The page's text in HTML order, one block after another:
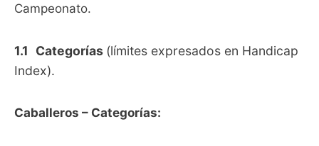
Campeonato.
1.1 Categorías (límites expresados en Handicap
Index).
Caballeros – Categorías: